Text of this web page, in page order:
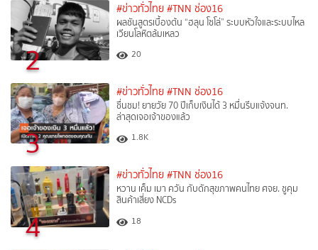
2
#ข่าวทั่วไทย #TNN ช่อง16
ผลชันสูตรเบื้องต้น “ฮลุน โซโล่” ระบบหัวใจและระบบไหล
เวียนโลหิตล้มเหลว
20
3
#ข่าวทั่วไทย #TNN ช่อง16
ชื่นชม! ยายวัย 70 ปีเก็บเงินได้ 3 หมื่นรีบแจ้งจนท.
ล่าสุดเจอเจ้าของแล้ว
1.8K
4
#ข่าวทั่วไทย #TNN ช่อง16
หวาน เค็ม เมา ควัน กับดักสุขภาพคนไทย ศจย. ชูคุม
สินค้าเสี่ยง NCDs
18